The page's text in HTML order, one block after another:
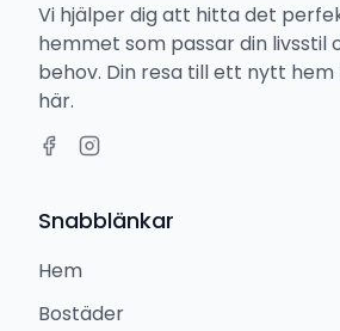
Vi hjälper dig att hitta det
hemmet som passar din livsstil
behov. Din resa till ett nytt
här.
Snabblänkar
Hem
Bostäder